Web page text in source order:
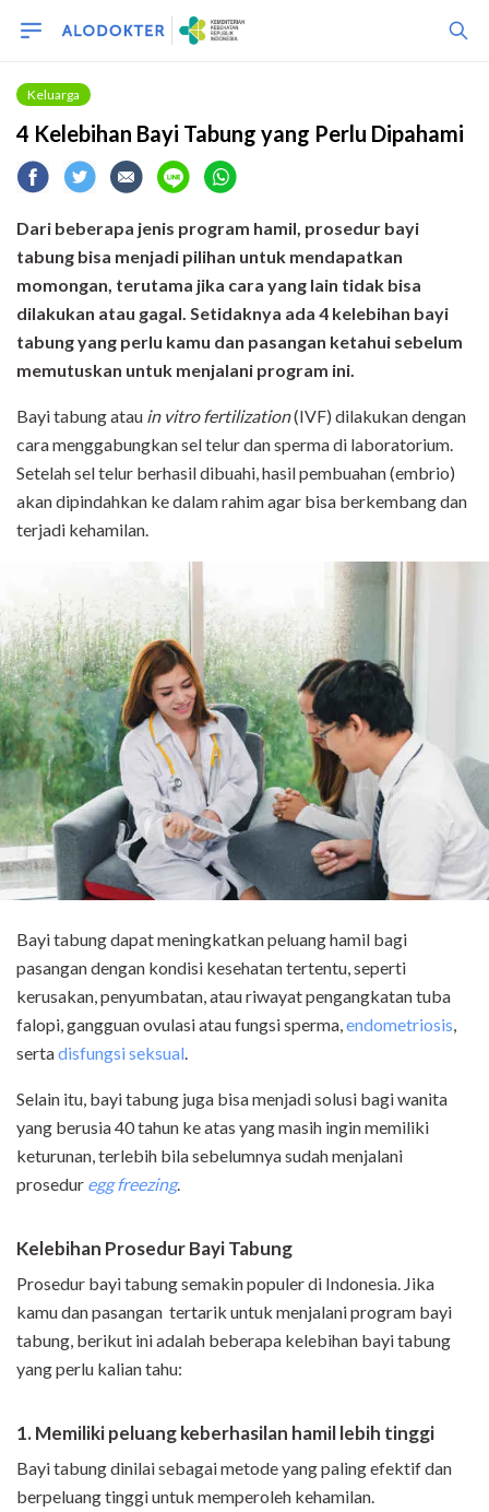
Keluarga
4 Kelebihan Bayi Tabung yang Perlu Dipahami
Dari beberapa jenis program hamil, prosedur bayi
tabung bisa menjadi pilihan untuk mendapatkan
momongan, terutama jika cara yang lain tidak bisa
dilakukan atau gagal. Setidaknya ada 4 kelebihan bayi
tabung yang perlu kamu dan pasangan ketahui sebelum
memutuskan untuk menjalani program ini.
Bayi tabung atau in vitro fertilization(IVF) dilakukan dengan
cara menggabungkan sel telur dan sperma di laboratorium.
Setelah sel telur berhasil dibuahi, hasil pembuahan (embrio)
akan dipindahkan ke dalam rahim agar bisa berkembang dan
terjadi kehamilan.
Bayi tabung dapat meningkatkan peluang hamil bagi
pasangan dengan kondisi kesehatan tertentu, seperti
kerusakan, penyumbatan, atau riwayat pengangkatan tuba
falopi, gangguan ovulasi atau fungsi sperma, endometriosis
sertadisfungsi seksual
Selain itu, bayi tabung juga bisa menjadi solusi bagi wanita
yang berusia 40 tahun ke atas yang masih ingin memiliki
keturunan, terlebih bila sebelumnya sudah menjalani
prosedur egg freezing.
Kelebihan Prosedur Bayi Tabung
Prosedur bayi tabung semakin populer di Indonesia. Jika
kamu dan pasangan tertarik untuk menjalani program bayi
tabung, berikut ini adalah beberapa kelebihan bayi tabung
yang perlu kalian tahu:
1. Memiliki peluang keberhasilan hamil lebih tinggi
Bayi tabung dinilai sebagai metode yang paling efektif dan
berpeluang tinggi untuk memperoleh kehamilan.